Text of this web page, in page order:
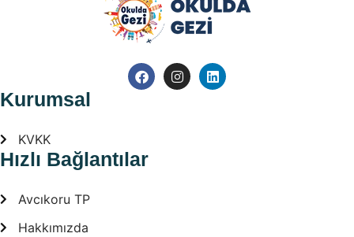
Kurumsal
KVKK
Hızlı Bağlantılar
Avcıkoru TP
Hakkımızda